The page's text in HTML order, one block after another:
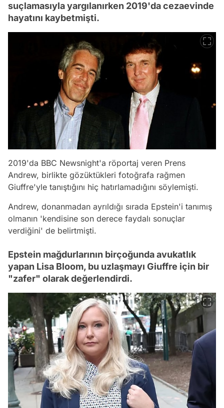
suçlamasıyla yargılanırken 2019'da cezaevinde
hayatını kaybetmişti.
2019'da BBC Newsnight'a röportaj veren Prens
Andrew, birlikte gözüktükleri fotoğrafa rağmen
Giuffre'yle tanıştığını hiç hatırlamadığını söylemişti.
Andrew, donanmadan ayrıldığı sırada Epstein'i tanımış
olmanın 'kendisine son derece faydalı sonuçlar
verdiğini' de belirtmişti.
Epstein mağdurlarının birçoğunda avukatlık
yapan Lisa Bloom, bu uzlaşmayı Giuffre için bir
"zafer" olarak değerlendirdi.